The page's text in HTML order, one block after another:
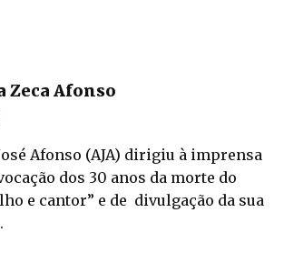
Zeca Afonso
Afonso (AJA) dirigiu à imprensa
dos 30 anos da morte do
e cantor” e de divulgação da sua